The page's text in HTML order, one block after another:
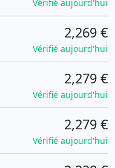
Vérifié aujourd'hui
2,269 €
Vérifié aujourd'hui
2,279 €
Vérifié aujourd'hui
2,279 €
Vérifié aujourd'hui